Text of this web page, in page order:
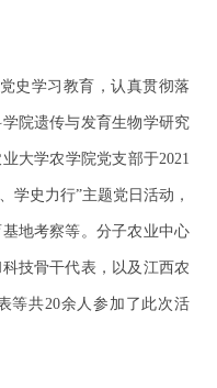
史学习教育，认真贯彻落
院遗传与发育生物学研究
大学农学院党支部于2021
学史力行”主题党日活动，
地考察等。分子农业中心
技骨干代表，以及江西农
等共20余人参加了此次活